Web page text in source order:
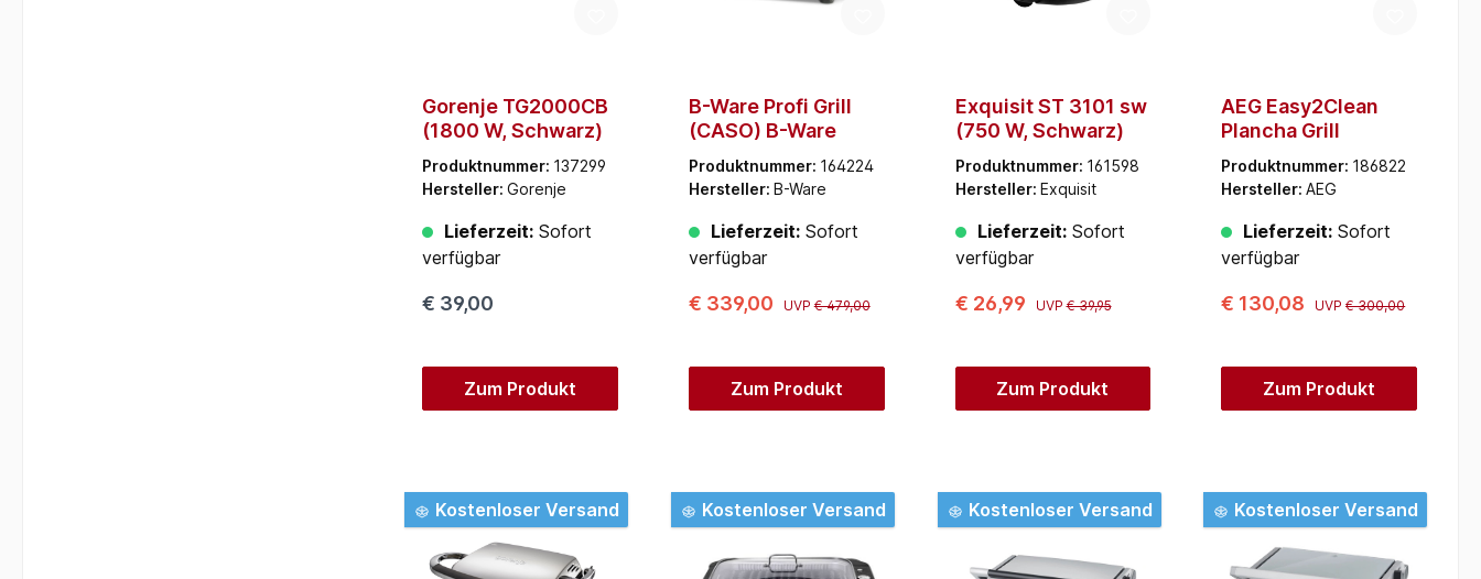
Gorenje TG2000CB
(1800 W, Schwarz)
Produktnummer: 137299
Hersteller: Gorenje
Lieferzeit: Sofort
verfügbar
€ 39,00
Zum Produkt
B-Ware Profi Grill
(CASO) B-Ware
Produktnummer: 164224
Hersteller: B-Ware
Lieferzeit:Sofort
verfügbar
€ 339,00 UVP€ 479,00
Zum Produkt
Exquisit ST 3101 sw
(750 W, Schwarz)
Produktnummer: 161598
Hersteller: Exquisit
Lieferzeit:Sofort
verfügbar
€ 26,99 UVP€ 39,95
Zum Produkt
AEG Easy2Clean
Plancha Grill
Produktnummer: 186822
Hersteller:AEG
Lieferzeit: Sofort
verfügbar
€ 130,08 UVP€ 300,00
Zum Produkt
Kostenloser Versand Kostenloser Versand Kostenloser Versand Kostenloser Versand